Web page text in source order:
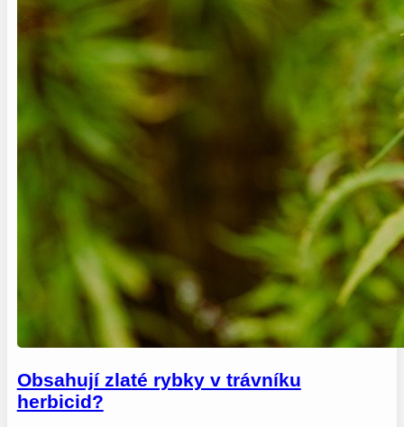
Obsahují zlaté rybky v trávníku
herbicid?